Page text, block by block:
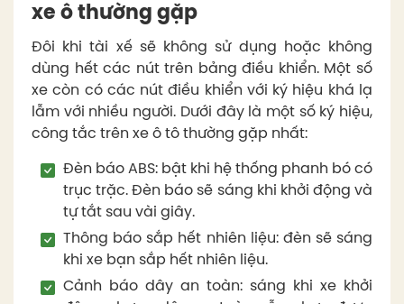
xe ô thường gặp
Đôi khi tài xế sẽ không sử dụng hoặc không
dùng hết các nút trên bảng điều khiển. Một số
xe còn có các nút điều khiển với ký hiệu khá lạ
lẫm với nhiều người. Dưới đây là một số ký hiệu,
công tắc trên xe ô tô thường gặp nhất:
Đèn báo ABS: bật khi hệ thống phanh bó có
trục trặc. Đèn báo sẽ sáng khi khởi động và
tự tắt sau vài giây.
Thông báo sắp hết nhiên liệu: đèn sẽ sáng
khi xe bạn sắp hết nhiên liệu.
Cảnh báo dây an toàn: sáng khi xe khởi